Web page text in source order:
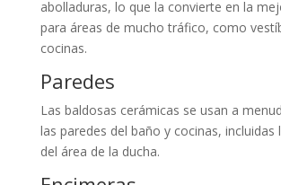
abolladuras, lo que la convierte en la
para áreas de mucho tráfico, como
cocinas.
Paredes
Las baldosas cerámicas se usan a
las paredes del baño y cocinas, incluidas
del área de la ducha.